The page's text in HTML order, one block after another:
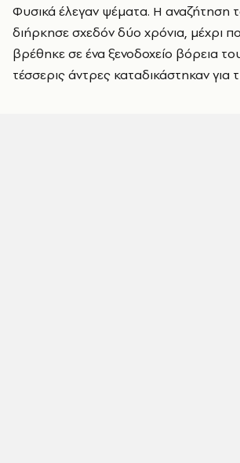
Φυσικά έλεγαν ψέματα. Η αναζήτηση
διήρκησε σχεδόν δύο χρόνια, μέχρι
βρέθηκε σε ένα ξενοδοχείο βόρεια
τέσσερις άντρες καταδικάστηκαν για